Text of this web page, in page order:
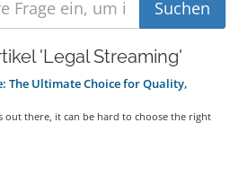
'Legal Streaming'
The Ultimate Choice for Quality,
out there, it can be hard to choose the right